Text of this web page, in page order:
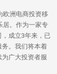
欧洲电商投资移
居。作为一家专
成立3年来，已
务。我们将本着
广大投资者服